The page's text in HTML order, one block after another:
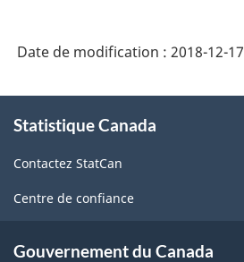
Date de modification : 2018-12-17
propos
ce
site
Statistique Canada
Contactez StatCan
Centre de confiance
Gouvernement du Canada